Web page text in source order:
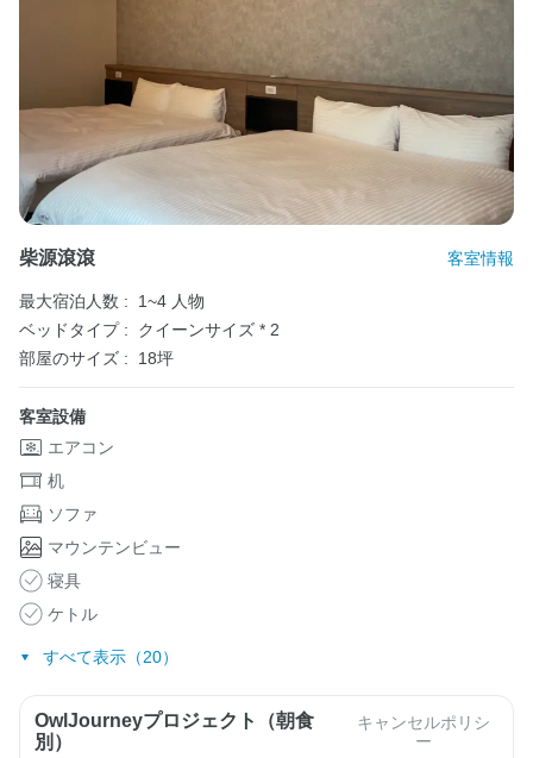
柴源滾滾 客室情報
最大宿泊人数 :
1~4 人物
ベッドタイプ :
クイーンサイズ * 2
部屋のサイズ :
18坪
客室設備
エアコン
机
ソファ
マウンテンビュー
寝具
ケトル
すべて表示（20）
OwlJourneyプロジェクト（朝食
別）
キャンセルポリシ
ー